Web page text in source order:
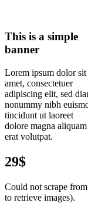
This is a simple
banner
Lorem ipsum dolor sit
amet, consectetuer
adipiscing elit, sed
nonummy nibh
tincidunt ut laoreet
dolore magna aliquam
erat volutpat.
29$
Could not scrape
to retrieve images).